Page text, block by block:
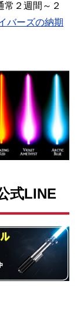
常２週間～２
バーズの納期
式LINE